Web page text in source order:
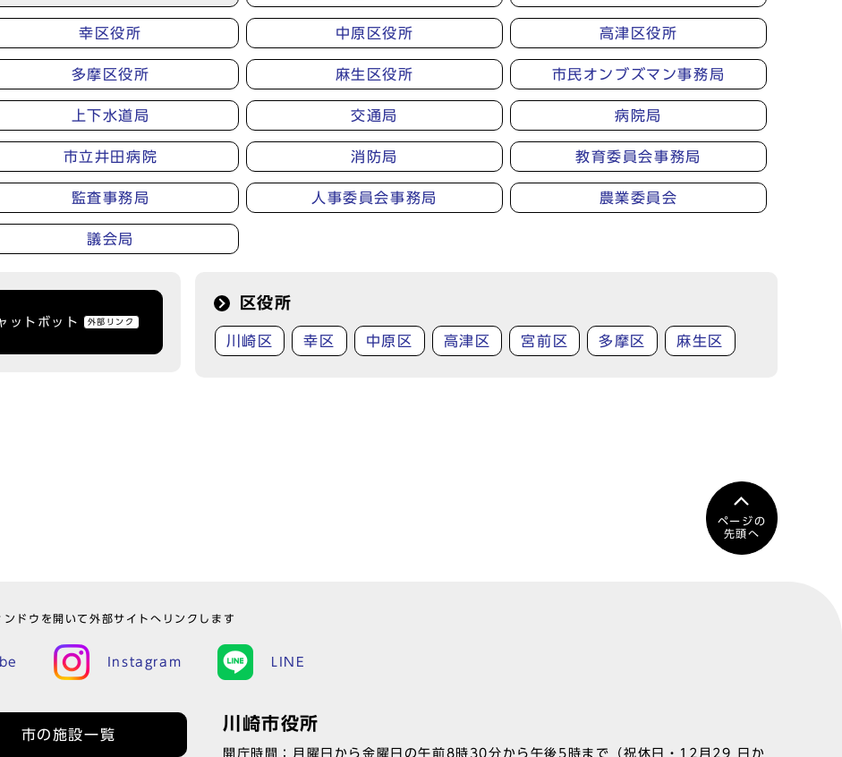
幸区役所 中原区役所 高津区役所
多摩区役所 麻生区役所 市民オンブズマン事務局
上下水道局 交通局 病院局
市立井田病院 消防局 教育委員会事務局
監査事務局 人事委員会事務局 農業委員会
議会局
ットボット 外部リンク
区役所
川崎区 幸区 中原区 高津区 宮前区 多摩区 麻生区
ページの
先頭へ
ドウを開いて外部サイトへリンクします
Instagram LINE
市の施設一覧
川崎市役所
開庁時間：月曜日から金曜日の午前8時30分から午後5時まで（祝休日・12月29 日か